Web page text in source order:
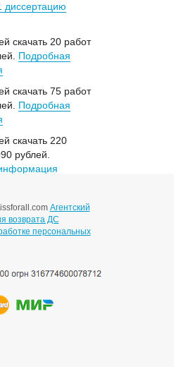
диссертацию
скачать 20 работ
Подробная
скачать 75 работ
Подробная
скачать 220
рублей.
Агентский
возврата ДС
персональных